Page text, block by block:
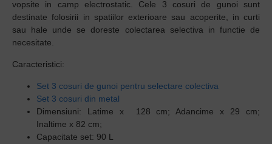
vopsite in camp electrostatic. Cele 3 cosuri de gunoi sunt
destinate folosirii in spatiilor exterioare sau acoperite, in curti
sau hale unde se doreste colectarea selectiva in functie de
necesitate.
Caracteristici:
Set 3 cosuri de gunoi pentru selectare colectiva
Set 3 cosuri din metal
Dimensiuni: Latime x 128 cm; Adancime x 29 cm;
Inaltime x 82 cm;
Capacitate set: 90 L